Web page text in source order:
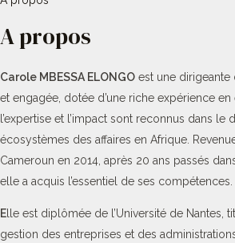
A propos
Carole MBESSA ELONGO est une dirigeante
et engagée, dotée d’une riche expérience
l’expertise et l’impact sont reconnus dans
écosystèmes des affaires en Afrique.
Cameroun en 2014, après 20 ans passés
elle a acquis l’essentiel de ses compétences.
E lle est diplômée de l’Université de Nantes,
gestion des entreprises et des